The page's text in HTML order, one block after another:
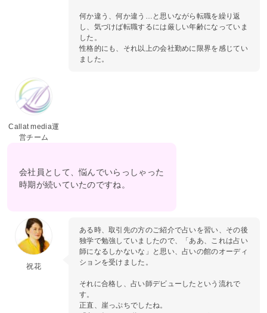
何か違う、何か違う…と思いながら転職を繰り返
し、気づけば転職するには厳しい年齢になっていま
した。
性格的にも、それ以上の会社勤めに限界を感じてい
ました。
Callat media運
営チーム
会社員として、悩んでいらっしゃった
時期が続いていたのですね。
祝花
ある時、取引先の方のご紹介で占いを習い、その後
独学で勉強していましたので、「ああ、これは占い
師になるしかないな」と思い、占いの館のオーディ
ションを受けました。
それに合格し、占い師デビューしたという流れで
す。
正直、崖っぷちでしたね。